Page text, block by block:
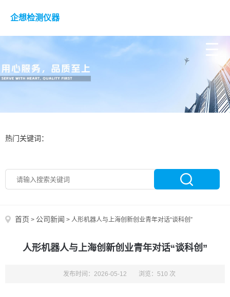
企想检测仪器
热门关键词：
首页 > 公司新闻 > 人形机器人与上海创新创业青年对话“谈科创”
人形机器人与上海创新创业青年对话“谈科创”
发布时间：2026-05-12 浏览：510 次